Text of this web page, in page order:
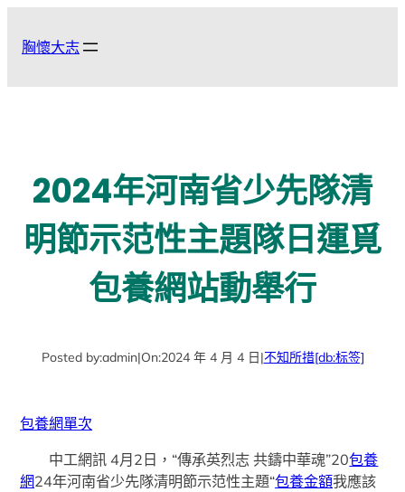
胸懷大志
2024年河南省少先隊清
明節示范性主題隊日運覓
包養網站動舉行
Posted by:admin|On:2024 年 4 月 4 日|不知所措[db:标签]
包養網單次
中工網訊 4月2日，“傳承英烈志 共鑄中華魂”20包養
網24年河南省少先隊清明節示范性主題“包養金額我應該